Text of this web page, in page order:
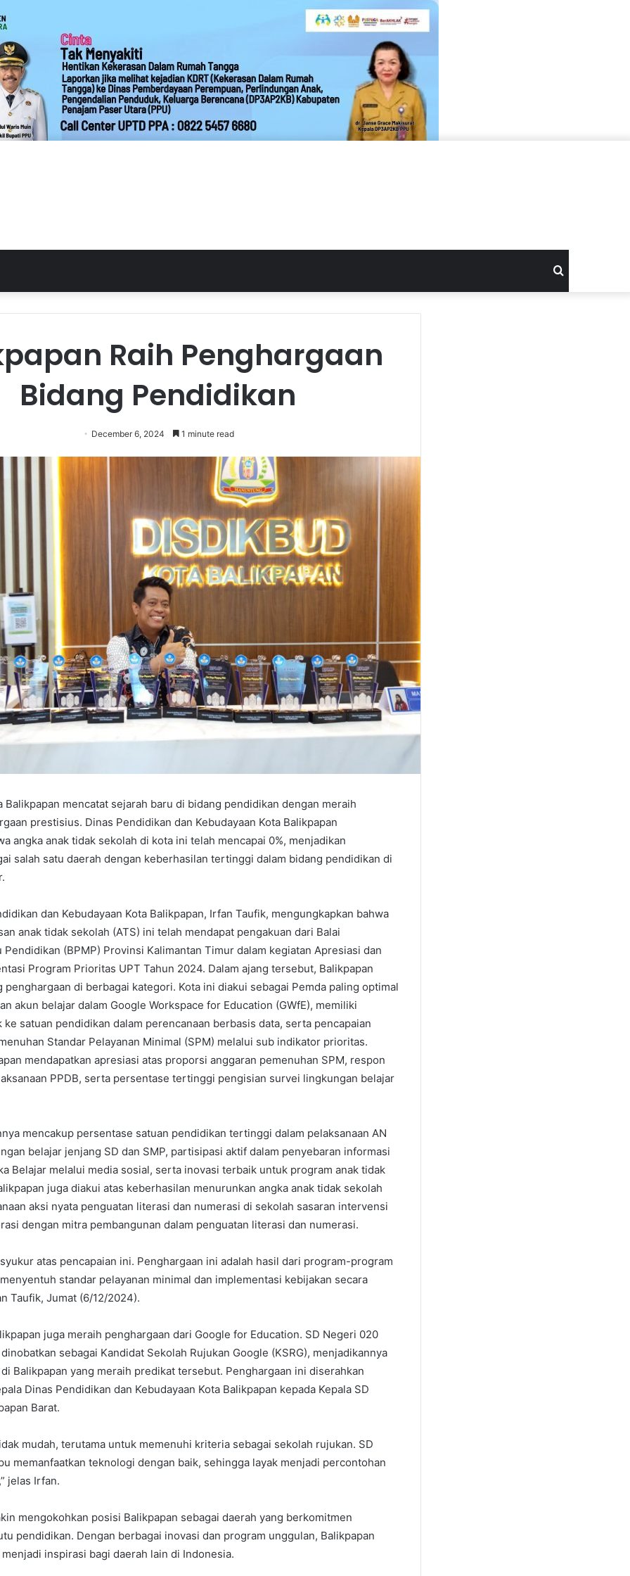
Raih Penghargaan
Bidang Pendidikan
December 6, 2024 1 minute read
Balikpapan mencatat sejarah baru di bidang pendidikan dengan meraih
prestisius. Dinas Pendidikan dan Kebudayaan Kota Balikpapan
angka anak tidak sekolah di kota ini telah mencapai 0%, menjadikan
salah satu daerah dengan keberhasilan tertinggi dalam bidang pendidikan di
dan Kebudayaan Kota Balikpapan, Irfan Taufik, mengungkapkan bahwa
anak tidak sekolah (ATS) ini telah mendapat pengakuan dari Balai
Pendidikan (BPMP) Provinsi Kalimantan Timur dalam kegiatan Apresiasi dan
Program Prioritas UPT Tahun 2024. Dalam ajang tersebut, Balikpapan
penghargaan di berbagai kategori. Kota ini diakui sebagai Pemda paling optimal
akun belajar dalam Google Workspace for Education (GWfE), memiliki
satuan pendidikan dalam perencanaan berbasis data, serta pencapaian
Standar Pelayanan Minimal (SPM) melalui sub indikator prioritas.
mendapatkan apresiasi atas proporsi anggaran pemenuhan SPM, respon
PPDB, serta persentase tertinggi pengisian survei lingkungan belajar
mencakup persentase satuan pendidikan tertinggi dalam pelaksanaan AN
belajar jenjang SD dan SMP, partisipasi aktif dalam penyebaran informasi
Belajar melalui media sosial, serta inovasi terbaik untuk program anak tidak
juga diakui atas keberhasilan menurunkan angka anak tidak sekolah
aksi nyata penguatan literasi dan numerasi di sekolah sasaran intervensi
dengan mitra pembangunan dalam penguatan literasi dan numerasi.
atas pencapaian ini. Penghargaan ini adalah hasil dari program-program
standar pelayanan minimal dan implementasi kebijakan secara
Taufik, Jumat (6/12/2024).
juga meraih penghargaan dari Google for Education. SD Negeri 020
sebagai Kandidat Sekolah Rujukan Google (KSRG), menjadikannya
Balikpapan yang meraih predikat tersebut. Penghargaan ini diserahkan
Dinas Pendidikan dan Kebudayaan Kota Balikpapan kepada Kepala SD
Barat.
mudah, terutama untuk memenuhi kriteria sebagai sekolah rujukan. SD
memanfaatkan teknologi dengan baik, sehingga layak menjadi percontohan
jelas Irfan.
mengokohkan posisi Balikpapan sebagai daerah yang berkomitmen
pendidikan. Dengan berbagai inovasi dan program unggulan, Balikpapan
inspirasi bagi daerah lain di Indonesia.